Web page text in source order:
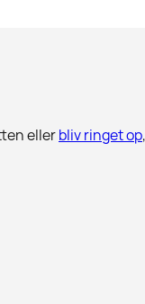
ellerbliv ringet op